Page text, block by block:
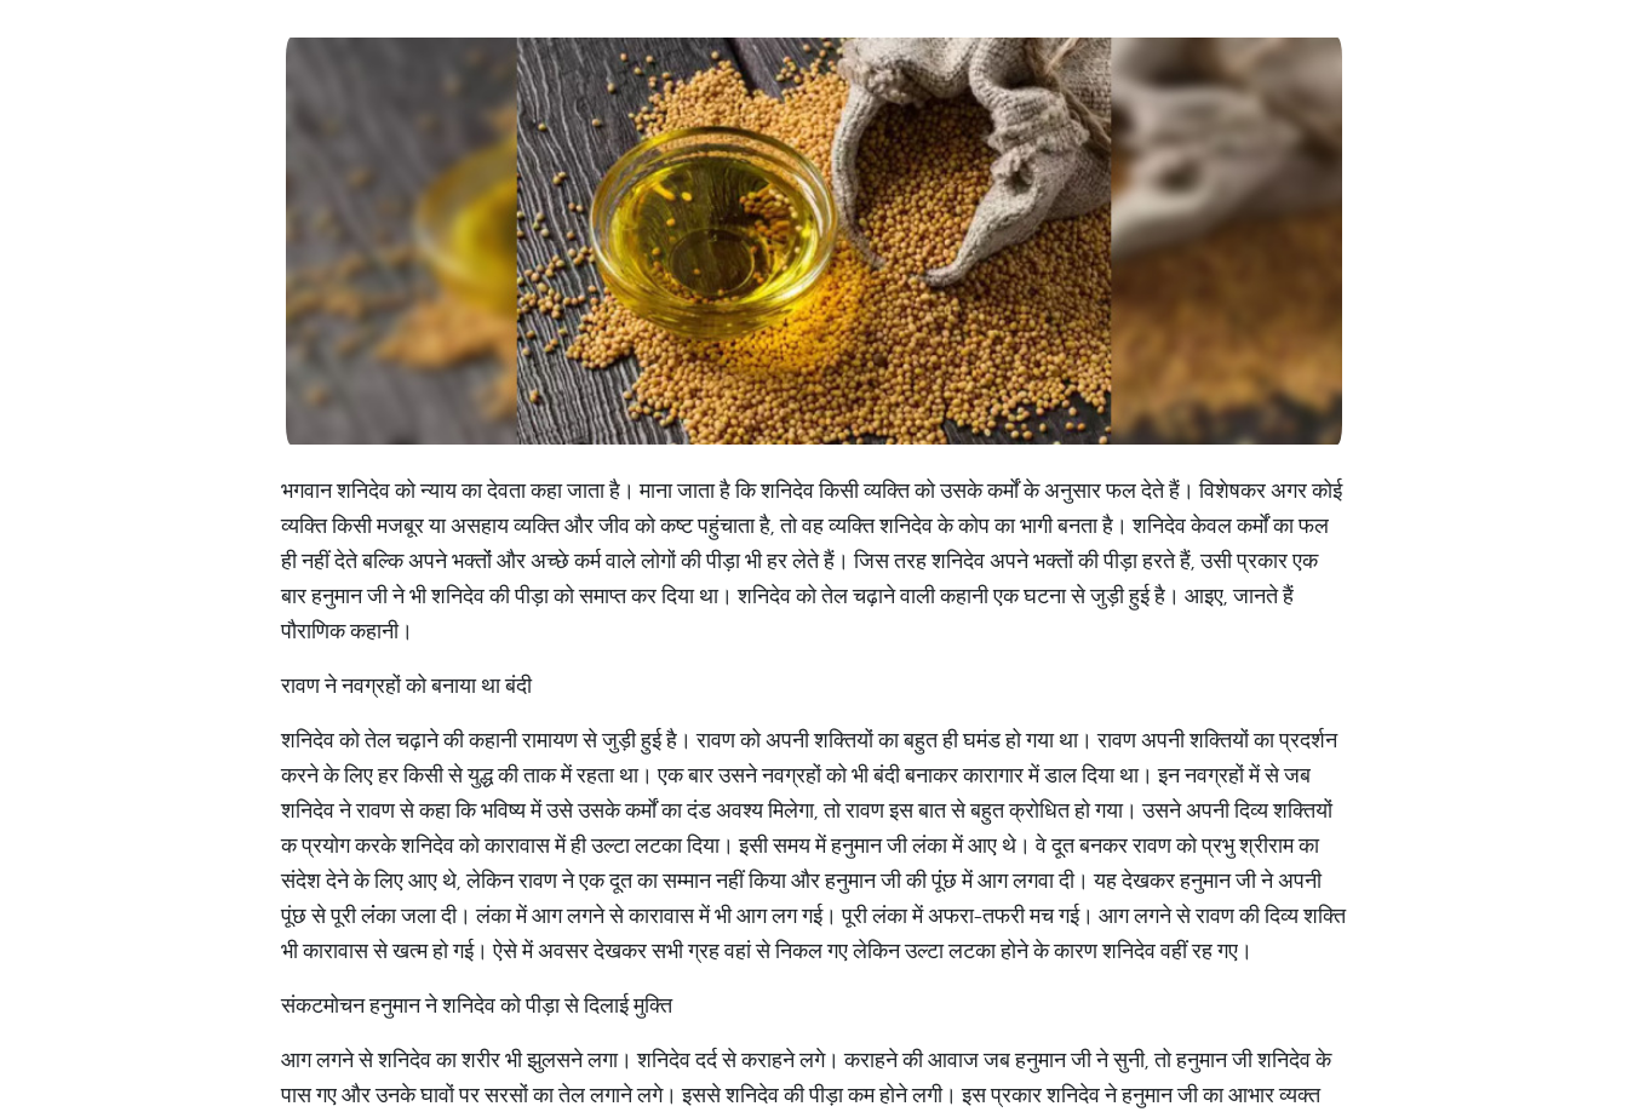
भगवान शनिदेव को न्याय का देवता कहा जाता है। माना जाता है कि शनिदेव किसी व्यक्ति को उसके कर्मों के अनुसार फल देते हैं। विशेषकर अगर कोई
व्यक्ति किसी मजबूर या असहाय व्यक्ति और जीव को कष्ट पहुंचाता है, तो वह व्यक्ति शनिदेव के कोप का भागी बनता है। शनिदेव केवल कर्मों का फल
ही नहीं देते बल्कि अपने भक्तोंं और अच्छे कर्म वाले लोगों की पीड़ा भी हर लेते हैं। जिस तरह शनिदेव अपने भक्तों की पीड़ा हरते हैं, उसी प्रकार एक
बार हनुमान जी ने भी शनिदेव की पीड़ा को समाप्त कर दिया था। शनिदेव को तेल चढ़ाने वाली कहानी एक घटना से जुड़ी हुई है। आइए, जानते हैं
पौराणिक कहानी।
​रावण ने नवग्रहों को बनाया था बंदी​
शनिदेव को तेल चढ़ाने की कहानी रामायण से जुड़ी हुई है। रावण को अपनी शक्तियों का बहुत ही घमंड हो गया था। रावण अपनी शक्तियों का प्रदर्शन
करने के लिए हर किसी से युद्ध की ताक में रहता था। एक बार उसने नवग्रहों को भी बंदी बनाकर कारागार में डाल दिया था। इन नवग्रहों में से जब
शनिदेव ने रावण से कहा कि भविष्य में उसे उसके कर्मों का दंड अवश्य मिलेगा, तो रावण इस बात से बहुत क्रोधित हो गया। उसने अपनी दिव्य शक्तियों
क प्रयोग करके शनिदेव को कारावास में ही उल्टा लटका दिया। इसी समय में हनुमान जी लंका में आए थे। वे दूत बनकर रावण को प्रभु श्रीराम का
संदेश देने के लिए आए थे, लेकिन रावण ने एक दूत का सम्मान नहीं किया और हनुमान जी की पूंंछ में आग लगवा दी। यह देखकर हनुमान जी ने अपनी
पूंछ से पूरी लंंका जला दी। लंका में आग लगने से कारावास में भी आग लग गई। पूरी लंका में अफरा-तफरी मच गई। आग लगने से रावण की दिव्य शक्ति
भी कारावास से खत्म हो गई। ऐसे में अवसर देखकर सभी ग्रह वहां से निकल गए लेकिन उल्टा लटका होने के कारण शनिदेव वहीं रह गए।
​संकटमोचन हनुमान ने शनिदेव को पीड़ा से दिलाई मुक्ति​
आग लगने से शनिदेव का शरीर भी झुलसने लगा। शनिदेव दर्द से कराहने लगे। कराहने की आवाज जब हनुमान जी ने सुनी, तो हनुमान जी शनिदेव के
पास गए और उनके घावों पर सरसों का तेल लगाने लगे। इससे शनिदेव की पीड़ा कम होने लगी। इस प्रकार शनिदेव ने हनुमान जी का आभार व्यक्त